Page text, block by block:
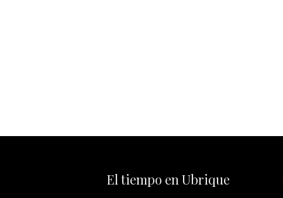
El tiempo en Ubrique